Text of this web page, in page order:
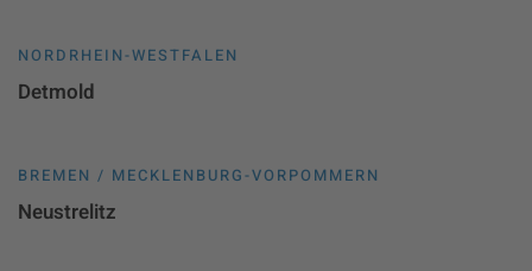
NORDRHEIN-WESTFALEN
Detmold
BREMEN / MECKLENBURG-VORPOMMERN
Neustrelitz